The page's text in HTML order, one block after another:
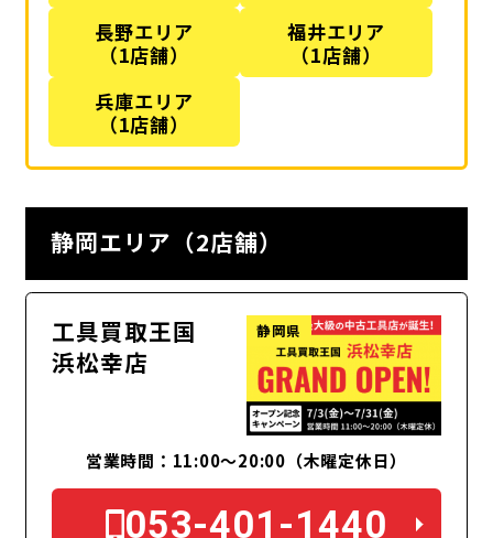
長野エリア
（1店舗）
福井エリア
（1店舗）
兵庫エリア
（1店舗）
静岡エリア（2店舗）
工具買取王国
浜松幸店
静岡県
営業時間：11:00〜20:00（木曜定休日）
053-401-1440